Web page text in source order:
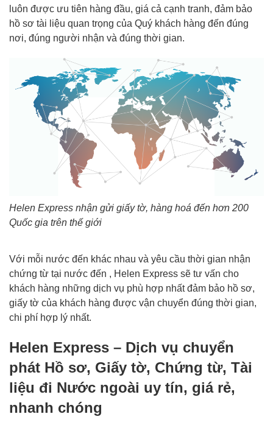
luôn được ưu tiên hàng đầu, giá cả cạnh tranh, đảm bảo
hồ sơ tài liệu quan trọng của Quý khách hàng đến đúng
nơi, đúng người nhận và đúng thời gian.
Helen Express nhận gửi giấy tờ, hàng hoá đến hơn 200
Quốc gia trên thế giới
Với mỗi nước đến khác nhau và yêu cầu thời gian nhận
chứng từ tại nước đến , Helen Express sẽ tư vấn cho
khách hàng những dịch vụ phù hợp nhất đảm bảo hồ sơ,
giấy tờ của khách hàng được vận chuyển đúng thời gian,
chi phí hợp lý nhất.
Helen Express – Dịch vụ chuyển
phát Hồ sơ, Giấy tờ, Chứng từ, Tài
liệu đi Nước ngoài uy tín, giá rẻ,
nhanh chóng